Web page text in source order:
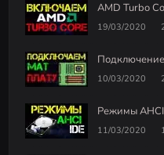
AMD Turbo
19/03/2020
10/03/2020
Режимы
11/03/2020